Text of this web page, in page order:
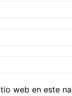
web en este